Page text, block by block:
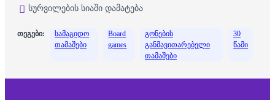
სურვილების სიაში დამატება
თეგები:
სამაგიდო
თამაშები
Board
games
გონების
განმავითარებელი
თამაშები
30
წამი